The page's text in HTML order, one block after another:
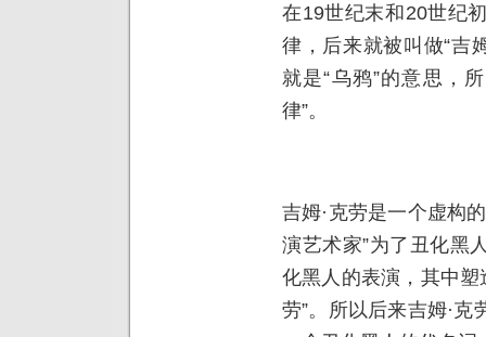
在19世纪末和20世纪
律，后来就被叫做“吉
就是“乌鸦”的意思，
律”。
吉姆·克劳是一个虚构
演艺术家”为了丑化黑
化黑人的表演，其中塑
劳”。所以后来吉姆·